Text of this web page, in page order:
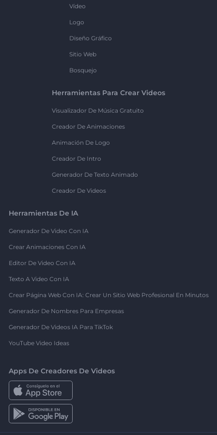
Vídeo
Logo
Diseño Gráfico
Sitio Web
Bosquejo
Herramientas Para Crear Videos
Visualizador De Música Gratuito
Creador De Animaciones
Animación De Logo
Creador De Intro
Generador De Texto Animado
Creador De Videos
Herramientas De IA
Generador De Video Con IA
Crear Animaciones Con IA
Editor De Video Con IA
Texto A Video Con IA
Crear Página Web Con IA: Crear Un Sitio Web Profesional En Minutos
Generador De Nombres Para Empresas
Generador De Videos IA Para TikTok
YouTube Video Ideas
Apps De Creadores De Videos